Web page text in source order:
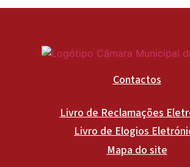
Contactos
Livro de Reclamações
Livro de Elogios
Mapa do site